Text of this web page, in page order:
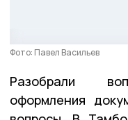
Фото: Павел Васильев
Разобрали
оформления